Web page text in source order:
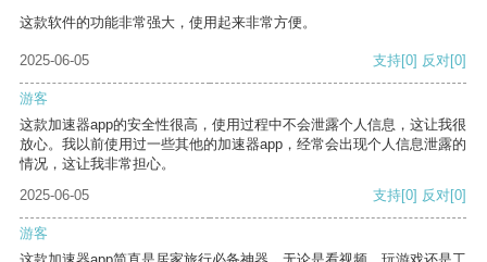
这款软件的功能非常强大，使用起来非常方便。
2025-06-05 支持[0] 反对[0]
游客
这款加速器app的安全性很高，使用过程中不会泄露个人信息，这让我很
放心。我以前使用过一些其他的加速器app，经常会出现个人信息泄露的
情况，这让我非常担心。
2025-06-05
支持[0] 反对[0]
游客